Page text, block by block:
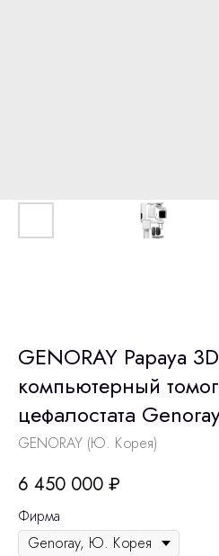
GENORAY Papaya
компьютерный
цефалостата
GENORAY (Ю. Корея)
6 450 000 ₽
Фирма